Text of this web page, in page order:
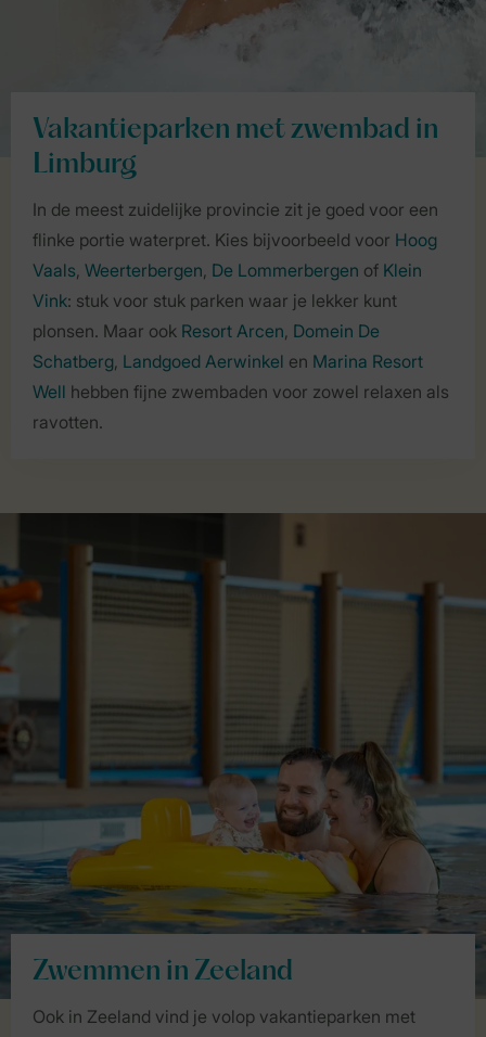
Vakantieparken met zwembad in
Limburg
In de meest zuidelijke provincie zit je goed voor een
flinke portie waterpret. Kies bijvoorbeeld voor Hoog
Vaals, Weerterbergen, De Lommerbergen of Klein
Vink: stuk voor stuk parken waar je lekker kunt
plonsen. Maar ook Resort Arcen, Domein De
Schatberg, Landgoed Aerwinkel en Marina Resort
Well hebben fijne zwembaden voor zowel relaxen als
ravotten.
Zwemmen in Zeeland
Ook in Zeeland vind je volop vakantieparken met